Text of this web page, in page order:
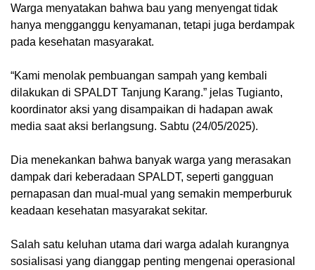
Warga menyatakan bahwa bau yang menyengat tidak
hanya mengganggu kenyamanan, tetapi juga berdampak
pada kesehatan masyarakat.
“Kami menolak pembuangan sampah yang kembali
dilakukan di SPALDT Tanjung Karang.” jelas Tugianto,
koordinator aksi yang disampaikan di hadapan awak
media saat aksi berlangsung. Sabtu (24/05/2025).
Dia menekankan bahwa banyak warga yang merasakan
dampak dari keberadaan SPALDT, seperti gangguan
pernapasan dan mual-mual yang semakin memperburuk
keadaan kesehatan masyarakat sekitar.
Salah satu keluhan utama dari warga adalah kurangnya
sosialisasi yang dianggap penting mengenai operasional